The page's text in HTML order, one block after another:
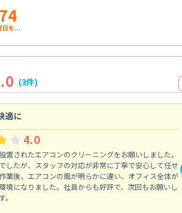
日を...
(3件)
適に
4.0
置されたエアコンのクリーニングをお願いしました。
したが、スタッフの対応が非常に丁寧で安心して任せ
業後、エアコンの風が明らかに違い、オフィス全体が
境になりました。社員からも好評で、次回もお願いし
。